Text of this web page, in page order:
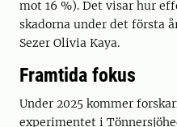
mot 16 %). Det visar hur
skadorna under det första
Sezer Olivia Kaya.
Framtida fokus
Under 2025 kommer
experimentet i